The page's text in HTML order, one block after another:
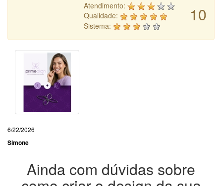
10
Atendimento:
Qualidade:
Sistema:
6/22/2026
Simone
Ainda com dúvidas sobre